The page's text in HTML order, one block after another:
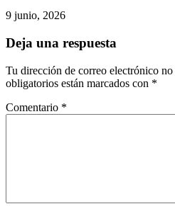
9 junio, 2026
Deja una respuesta
Tu dirección de correo electrónico no
obligatorios están marcados con *
Comentario *